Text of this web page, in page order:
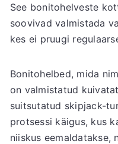
See bonitohelveste
soovivad valmistada
kes ei pruugi
Bonitohelbed, mida
on valmistatud
suitsutatud skipjack-
protsessi käigus, kus
niiskus eemaldatakse,